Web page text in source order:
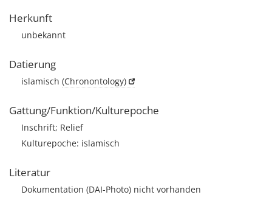
Herkunft
unbekannt
Datierung
islamisch (Chronontology)
Gattung/Funktion/Kulturepoche
Inschrift; Relief
Kulturepoche: islamisch
Literatur
Dokumentation (DAI-Photo) nicht vorhanden